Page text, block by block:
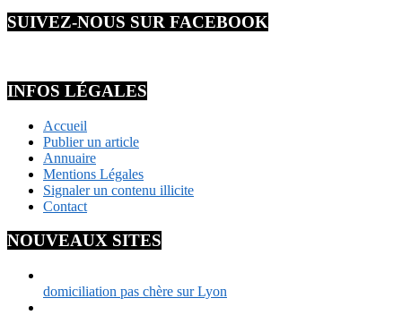
SUIVEZ-NOUS SUR FACEBOOK
INFOS LÉGALES
Accueil
Publier un article
Annuaire
Mentions Légales
Signaler un contenu illicite
Contact
NOUVEAUX SITES
domiciliation pas chère sur Lyon